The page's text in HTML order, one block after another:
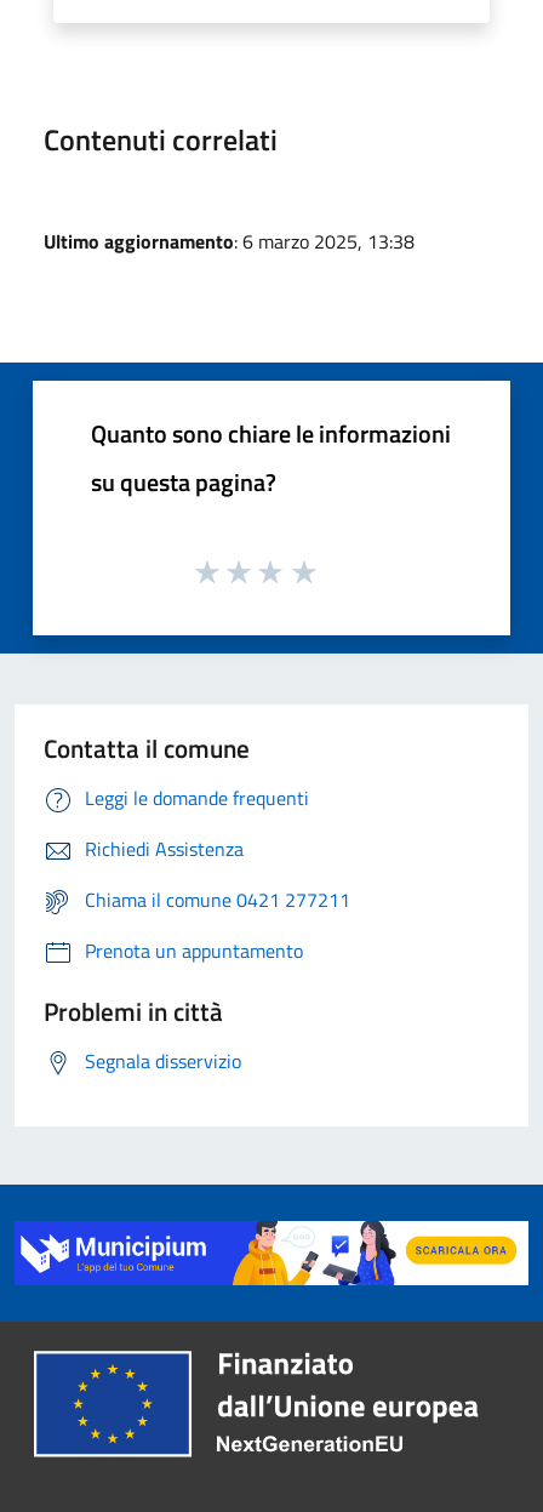
Contenuti correlati
Ultimo aggiornamento: 6 marzo 2025, 13:38
Quanto sono chiare le informazioni
su questa pagina?
Contatta il comune
Leggi le domande frequenti
Richiedi Assistenza
Chiama il comune 0421 277211
Prenota un appuntamento
Problemi in città
Segnala disservizio